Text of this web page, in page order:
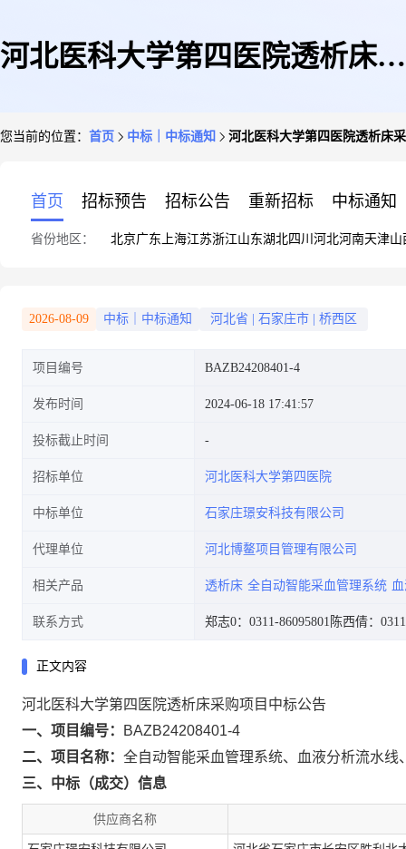
河北医科大学第四医院透析床采
您当前的位置： 首页 中标｜中标通知 河北医科大学第四医院透析床
首页 招标预告 招标公告 重新招标 中标通知
省份地区： 北京广东 上海江苏浙江山东湖北四川 河北河南天津山
2026-08-09 中标｜中标通知 河北省 石家庄市 桥西区
项目编号 BAZB24208401-4
发布时间 2024-06-18 17:41:57
投标截止时间
招标单位 河北医科大学第四医院
中标单位 石家庄璟安科技有限公司
代理单位 河北博鳌项目管理有限公司
相关产品 透析床 全自动智能采血管理系统
联系方式 郑志0：0311-86095801 陈西倩：
正文内容
河北医科大学第四医院透析床采购项目中标公告
一、项目编号：
BAZB24208401-4
二、项目名称： 全自动智能采血管理系统、血液分析流水线
三、中标（成交）信息
供应商名称